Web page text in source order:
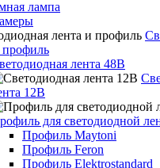
лампа
профиль
лента 48В
12В
для светодиодной
Профиль Maytoni
Профиль Feron
Профиль Elektrostandard